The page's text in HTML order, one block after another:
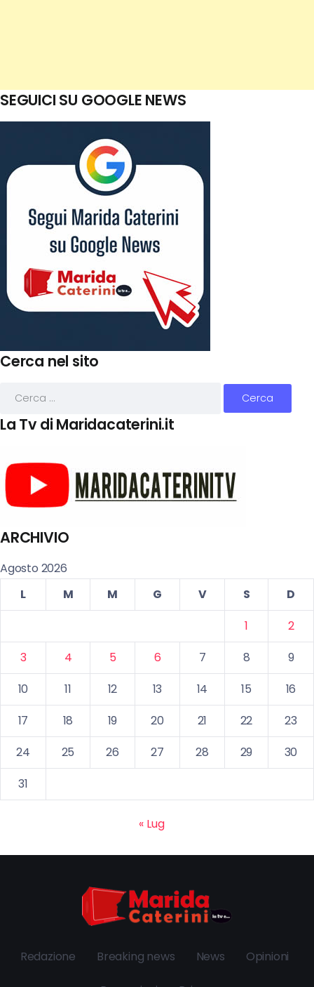
SEGUICI SU GOOGLE NEWS
Cerca nel sito
La Tv di Maridacaterini.it
ARCHIVIO
Agosto 2026
L
M M G V S
D
1
2
3
4 5 6 7 8
9
10
11 12 13 14 15
16
17
18 19 20 21 22
23
24
25 26 27 28 29
30
31
« Lug
Redazione Breaking news News Opinioni